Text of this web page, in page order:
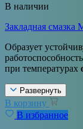
В наличии
Закладная смазка
Образует
при температурах
Развернуть
В корзину
В избранное